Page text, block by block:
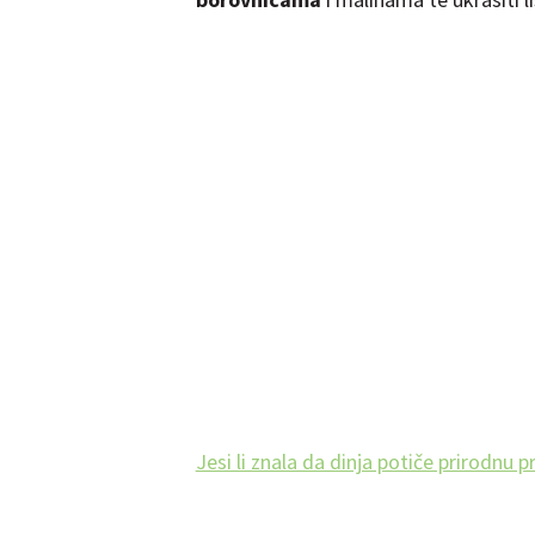
Jesi li znala da dinja potiče prirodnu